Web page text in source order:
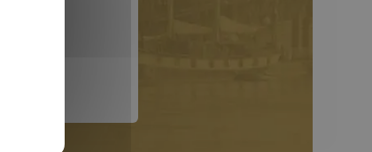
Bureaux du Conseil Général de Loire-Atlantique